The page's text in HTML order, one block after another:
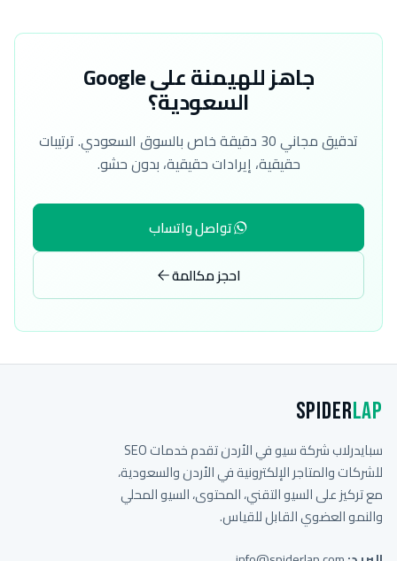
جاهز للهيمنة على Google
السعودية؟
تدقيق مجاني 30 دقيقة خاص بالسوق السعودي. ترتيبات
حقيقية، إيرادات حقيقية، بدون حشو.
تواصل واتساب
احجز مكالمة
SpiderLap
سبايدرلاب شركة سيو في الأردن تقدم خدمات SEO
للشركات والمتاجر الإلكترونية في الأردن والسعودية،
مع تركيز على السيو التقني، المحتوى، السيو المحلي
والنمو العضوي القابل للقياس.